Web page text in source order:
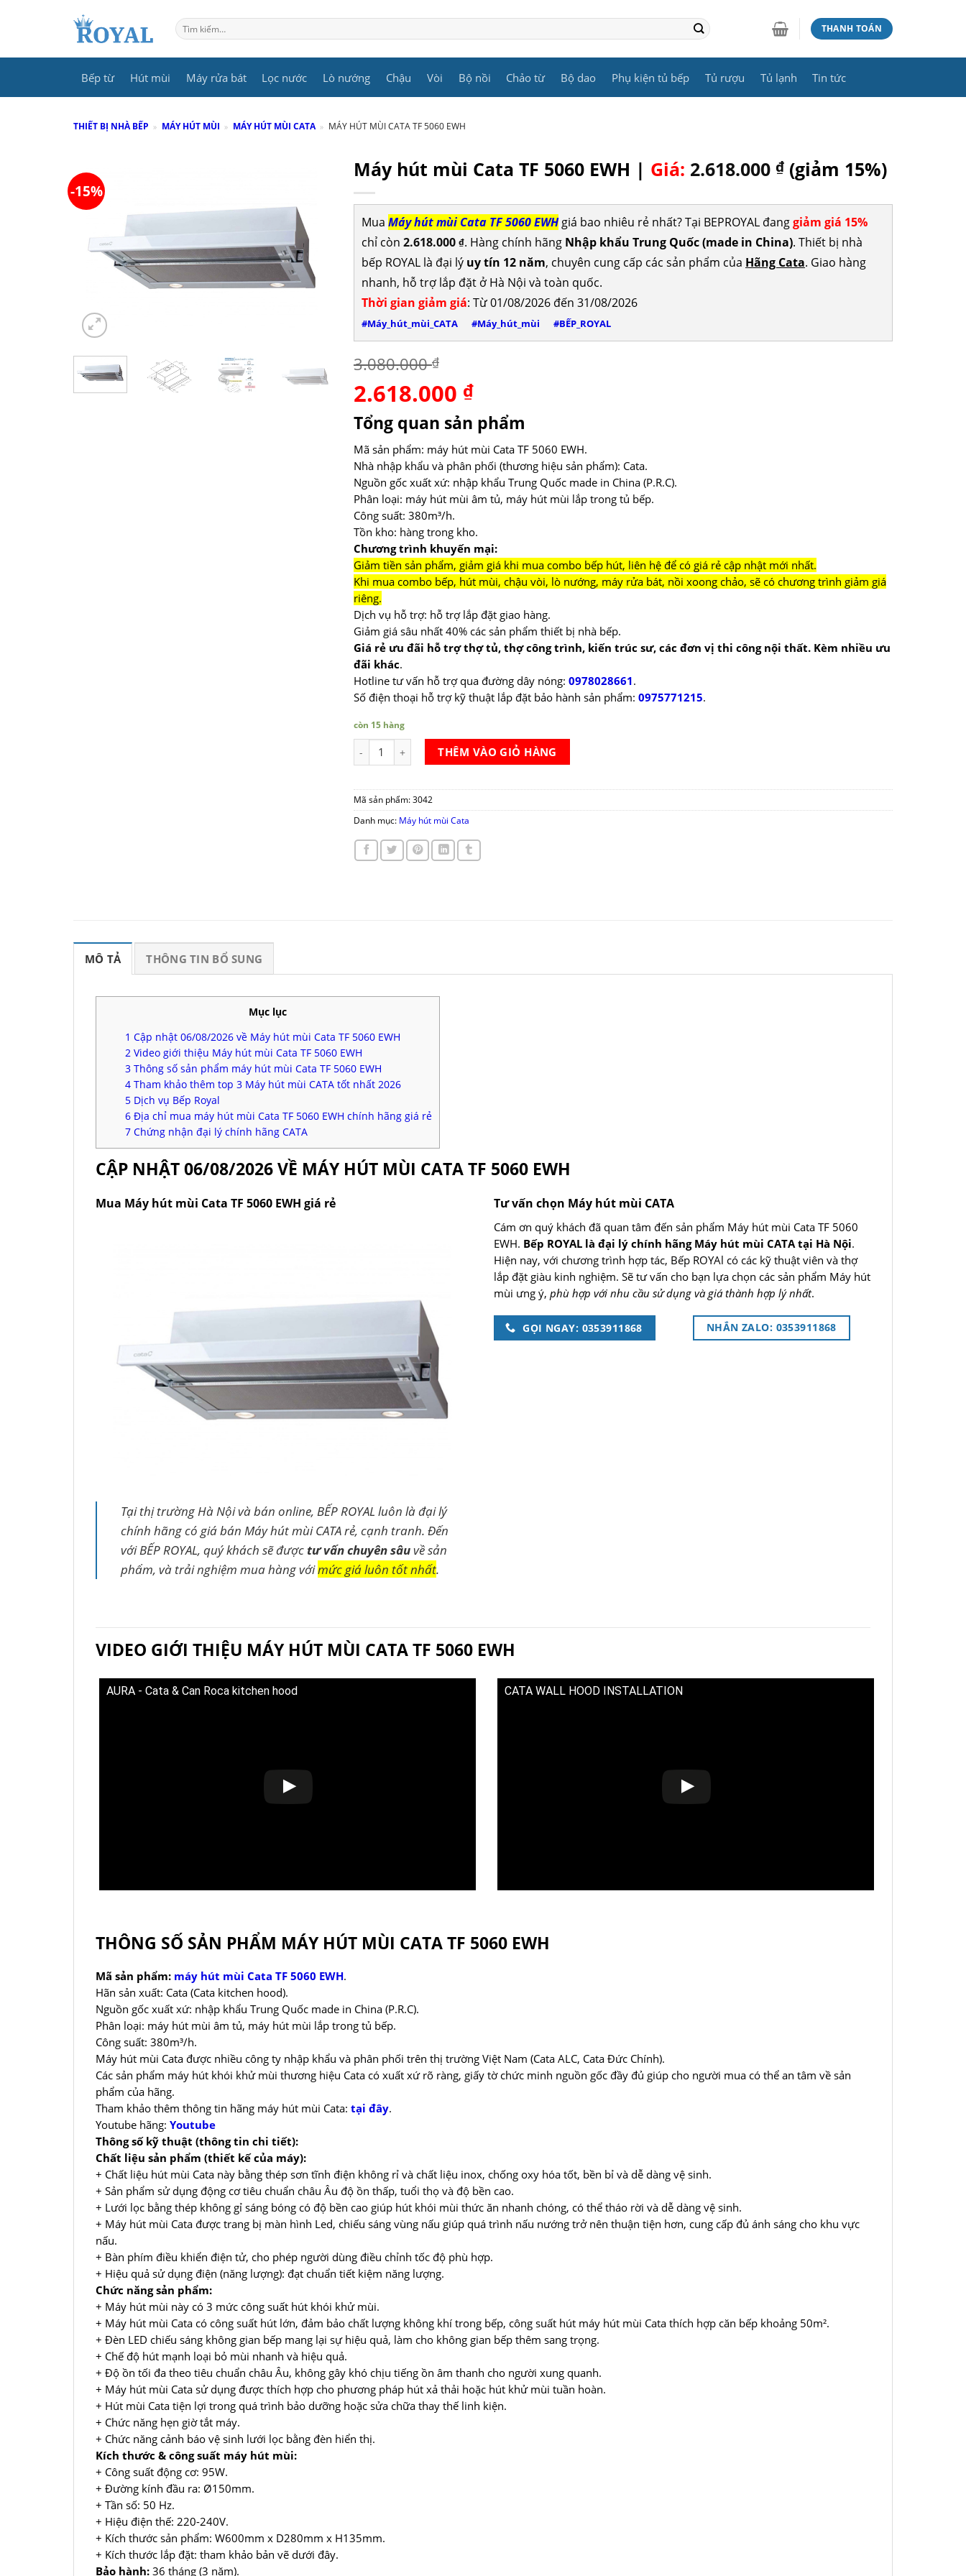
Tìm
kiếm:
THANH TOÁN
Bếp từ Hút mùi Máy rửa bát Lọc nước Lò nướng Chậu Vòi Bộ nồi Chảo từ Bộ dao Phụ kiện tủ bếp Tủ rượu Tủ lạnh Tin tức
THIẾT BỊ NHÀ BẾP » MÁY HÚT MÙI » MÁY HÚT MÙI CATA » MÁY HÚT MÙI CATA TF 5060 EWH
-15%
Máy hút mùi Cata TF 5060 EWH | Giá: 2.618.000 ₫(giảm 15%)
Mua Máy hút mùi Cata TF 5060 EWHgiá bao nhiêu rẻ nhất? Tại BEPROYAL đanggiảm giá 15%
chỉ còn 2.618.000 ₫. Hàng chính hãng Nhập khẩu Trung Quốc (made in China). Thiết bị nhà
bếp ROYAL là đại lý uy tín 12 năm, chuyên cung cấp các sản phẩm của Hãng Cata. Giao hàng
nhanh, hỗ trợ lắp đặt ở Hà Nội và toàn quốc.
Thời gian giảm giá: Từ 01/08/2026 đến 31/08/2026
#Máy_hút_mùi_CATA #Máy_hút_mùi #BẾP_ROYAL
3.080.000₫
Giá
gốc
là:
3.080.000 ₫.
2.618.000 ₫Giá
tại
là:
2.618.000 ₫.
Tổng quan sản phẩm
Mã sản phẩm: máy hút mùi Cata TF 5060 EWH.
Nhà nhập khẩu và phân phối (thương hiệu sản phẩm): Cata.
Nguồn gốc xuất xứ: nhập khẩu Trung Quốc made in China (P.R.C).
Phân loại: máy hút mùi âm tủ, máy hút mùi lắp trong tủ bếp.
Công suất: 380m³/h.
Tồn kho: hàng trong kho.
Chương trình khuyến mại:
Giảm tiền sản phẩm, giảm giá khi mua combo bếp hút, liên hệ để có giá rẻ cập nhật mới nhất.
Khi mua combo bếp, hút mùi, chậu vòi, lò nướng, máy rửa bát, nồi xoong chảo, sẽ có chương trình giảm giá
riêng.
Dịch vụ hỗ trợ: hỗ trợ lắp đặt giao hàng.
Giảm giá sâu nhất 40% các sản phẩm thiết bị nhà bếp.
Giá rẻ ưu đãi hỗ trợ thợ tủ, thợ công trình, kiến trúc sư, các đơn vị thi công nội thất. Kèm nhiều ưu
đãi khác.
Hotline tư vấn hỗ trợ qua đường dây nóng: 0978028661.
Số điện thoại hỗ trợ kỹ thuật lắp đặt bảo hành sản phẩm: 0975771215.
còn 15 hàng
Máy hút mùi Cata TF 5060 EWH số lượng
THÊM VÀO GIỎ HÀNG
Mã sản phẩm: 3042
Danh mục: Máy hút mùi Cata
MÔ TẢ THÔNG TIN BỔ SUNG
Mục lục
1 Cập nhật 06/08/2026 về Máy hút mùi Cata TF 5060 EWH
2 Video giới thiệu Máy hút mùi Cata TF 5060 EWH
3 Thông số sản phẩm máy hút mùi Cata TF 5060 EWH
4 Tham khảo thêm top 3 Máy hút mùi CATA tốt nhất 2026
5 Dịch vụ Bếp Royal
6 Địa chỉ mua máy hút mùi Cata TF 5060 EWH chính hãng giá rẻ
7 Chứng nhận đại lý chính hãng CATA
CẬP NHẬT 06/08/2026 VỀ MÁY HÚT MÙI CATA TF 5060 EWH
Mua Máy hút mùi Cata TF 5060 EWH giá rẻ
Tại thị trường Hà Nội và bán online, BẾP ROYAL luôn là đại lý
chính hãng có giá bán Máy hút mùi CATA rẻ, cạnh tranh. Đến
với BẾP ROYAL, quý khách sẽ đượctư vấn chuyên sâuvề sản
phẩm, và trải nghiệm mua hàng vớimức giá luôn tốt nhất.
Tư vấn chọn Máy hút mùi CATA
Cám ơn quý khách đã quan tâm đến sản phẩm Máy hút mùi Cata TF 5060
EWH. Bếp ROYAL là đại lý chính hãng Máy hút mùi CATA tại Hà Nội.
Hiện nay, với chương trình hợp tác, Bếp ROYAl có các kỹ thuật viên và thợ
lắp đặt giàu kinh nghiệm. Sẽ tư vấn cho bạn lựa chọn các sản phẩm Máy hút
mùi ưng ý, phù hợp với nhu cầu sử dụng và giá thành hợp lý nhất.
GỌI NGAY: 0353911868 NHẮN ZALO: 0353911868
VIDEO GIỚI THIỆU MÁY HÚT MÙI CATA TF 5060 EWH
AURA - Cata & Can Roca kitchen hood CATA WALL HOOD INSTALLATION
THÔNG SỐ SẢN PHẨM MÁY HÚT MÙI CATA TF 5060 EWH
Mã sản phẩm: máy hút mùi Cata TF 5060 EWH.
Hãn sản xuất: Cata (Cata kitchen hood).
Nguồn gốc xuất xứ: nhập khẩu Trung Quốc made in China (P.R.C).
Phân loại: máy hút mùi âm tủ, máy hút mùi lắp trong tủ bếp.
Công suất: 380m³/h.
Máy hút mùi Cata được nhiều công ty nhập khẩu và phân phối trên thị trường Việt Nam (Cata ALC, Cata Đức Chính).
Các sản phẩm máy hút khói khử mùi thương hiệu Cata có xuất xứ rõ ràng, giấy tờ chức minh nguồn gốc đầy đủ giúp cho người mua có thể an tâm về sản
phẩm của hãng.
Tham khảo thêm thông tin hãng máy hút mùi Cata: tại đây.
Youtube hãng: Youtube
Thông số kỹ thuật (thông tin chi tiết):
Chất liệu sản phẩm (thiết kế của máy):
+ Chất liệu hút mùi Cata này bằng thép sơn tĩnh điện không rỉ và chất liệu inox, chống oxy hóa tốt, bền bỉ và dễ dàng vệ sinh.
+ Sản phẩm sử dụng động cơ tiêu chuẩn châu Âu độ ồn thấp, tuổi thọ và độ bền cao.
+ Lưới lọc bằng thép không gỉ sáng bóng có độ bền cao giúp hút khói mùi thức ăn nhanh chóng, có thể tháo rời và dễ dàng vệ sinh.
+ Máy hút mùi Cata được trang bị màn hình Led, chiếu sáng vùng nấu giúp quá trình nấu nướng trở nên thuận tiện hơn, cung cấp đủ ánh sáng cho khu vực
nấu.
+ Bàn phím điều khiển điện tử, cho phép người dùng điều chỉnh tốc độ phù hợp.
+ Hiệu quả sử dụng điện (năng lượng): đạt chuẩn tiết kiệm năng lượng.
Chức năng sản phẩm:
+ Máy hút mùi này có 3 mức công suất hút khói khử mùi.
+ Máy hút mùi Cata có công suất hút lớn, đảm bảo chất lượng không khí trong bếp, công suất hút máy hút mùi Cata thích hợp căn bếp khoảng 50m².
+ Đèn LED chiếu sáng không gian bếp mang lại sự hiệu quả, làm cho không gian bếp thêm sang trọng.
+ Chế độ hút mạnh loại bỏ mùi nhanh và hiệu quả.
+ Độ ồn tối đa theo tiêu chuẩn châu Âu, không gây khó chịu tiếng ồn âm thanh cho người xung quanh.
+ Máy hút mùi Cata sử dụng được thích hợp cho phương pháp hút xả thải hoặc hút khử mùi tuần hoàn.
+ Hút mùi Cata tiện lợi trong quá trình bảo dưỡng hoặc sửa chữa thay thế linh kiện.
+ Chức năng hẹn giờ tắt máy.
+ Chức năng cảnh báo vệ sinh lưới lọc bằng đèn hiển thị.
Kích thước & công suất máy hút mùi:
+ Công suất động cơ: 95W.
+ Đường kính đầu ra: Ø150mm.
+ Tần số: 50 Hz.
+ Hiệu điện thế: 220-240V.
+ Kích thước sản phẩm: W600mm x D280mm x H135mm.
+ Kích thước lắp đặt: tham khảo bản vẽ dưới đây.
Bảo hành: 36 tháng (3 năm).